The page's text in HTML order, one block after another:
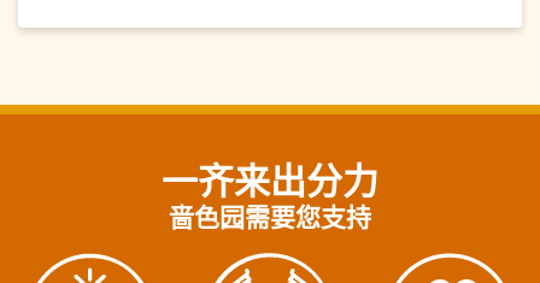
一齐来出分力
啬色园需要您支持